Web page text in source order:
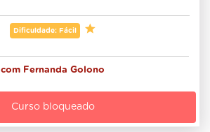
Dificuldade: Fácil
com Fernanda Golono
Curso bloqueado